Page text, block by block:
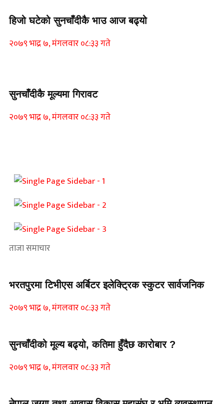
हिजो घटेको सुनचाँदीकै भाउ आज बढ्यो
२०७९ भाद्र ७, मंगलवार ०८:३३ गते
सुनचाँदीकै मूल्यमा गिरावट
२०७९ भाद्र ७, मंगलवार ०८:३३ गते
ताजा समाचार
भरतपुरमा टिभीएस अर्बिटर इलेक्ट्रिक स्कुटर सार्वजनिक
२०७९ भाद्र ७, मंगलवार ०८:३३ गते
सुनचाँदीको मूल्य बढ्यो, कतिमा हुँदैछ कारोबार ?
२०७९ भाद्र ७, मंगलवार ०८:३३ गते